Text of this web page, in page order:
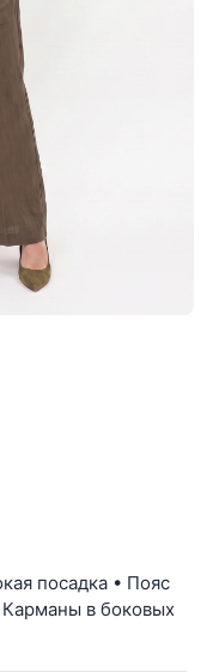
посадка • Пояс
в боковых